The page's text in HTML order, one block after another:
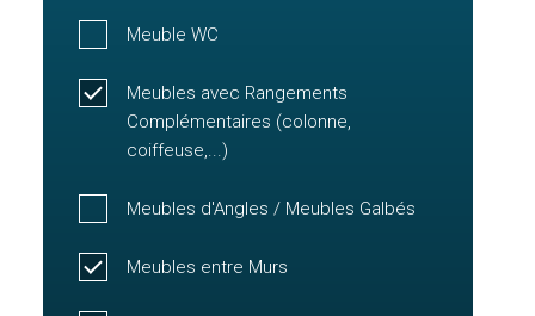
Meuble WC
Meubles avec Rangements
Complémentaires (colonne,
coiffeuse,...)
Meubles d'Angles / Meubles Galbés
Meubles entre Murs